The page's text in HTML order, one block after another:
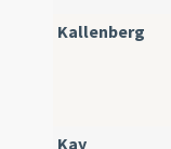
Kallenberg
Kay